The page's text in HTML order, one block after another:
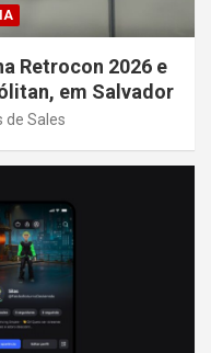
Retrocon 2026 e
em Salvador
de Sales